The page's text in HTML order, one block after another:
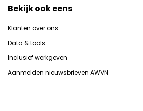
Bekijk ook eens
Klanten over ons
Data & tools
Inclusief werkgeven
Aanmelden nieuwsbrieven AWVN